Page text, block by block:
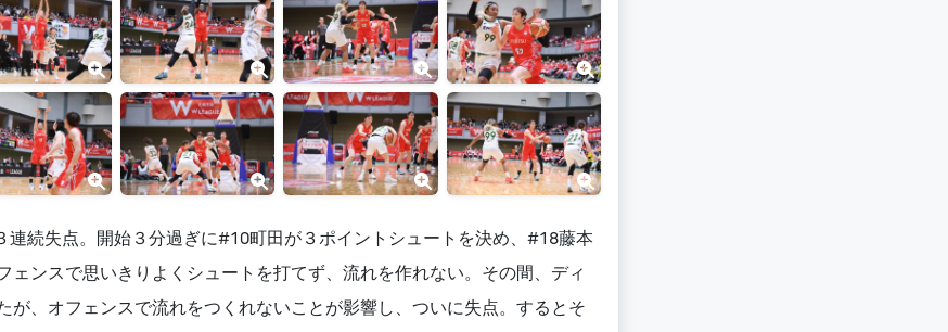
続失点。開始３分過ぎに#10町田が３ポイントシュートを決め、#18藤本
ェンスで思いきりよくシュートを打てず、流れを作れない。その間、ディ
が、オフェンスで流れをつくれないことが影響し、ついに失点。するとそ